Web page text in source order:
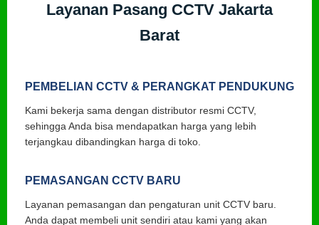
Layanan Pasang CCTV Jakarta
Barat
PEMBELIAN CCTV & PERANGKAT PENDUKUNG
Kami bekerja sama dengan distributor resmi CCTV,
sehingga Anda bisa mendapatkan harga yang lebih
terjangkau dibandingkan harga di toko.
PEMASANGAN CCTV BARU
Layanan pemasangan dan pengaturan unit CCTV baru.
Anda dapat membeli unit sendiri atau kami yang akan